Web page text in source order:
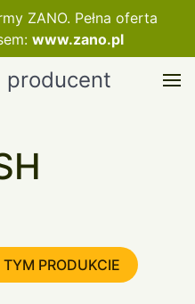
ZANO. Pełna oferta
www.zano.pl
producent
PRODUKCIE